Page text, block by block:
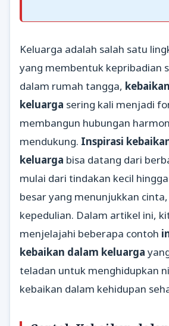
Keluarga adalah salah satu
yang membentuk kepribadian
dalam rumah tangga,
keluarga sering kali menjadi
membangun hubungan
mendukung. Inspirasi
keluarga bisa datang dari
mulai dari tindakan kecil
besar yang menunjukkan
kepedulian. Dalam artikel ini,
menjelajahi beberapa contoh
kebaikan dalam keluarga
teladan untuk menghidupkan
kebaikan dalam kehidupan